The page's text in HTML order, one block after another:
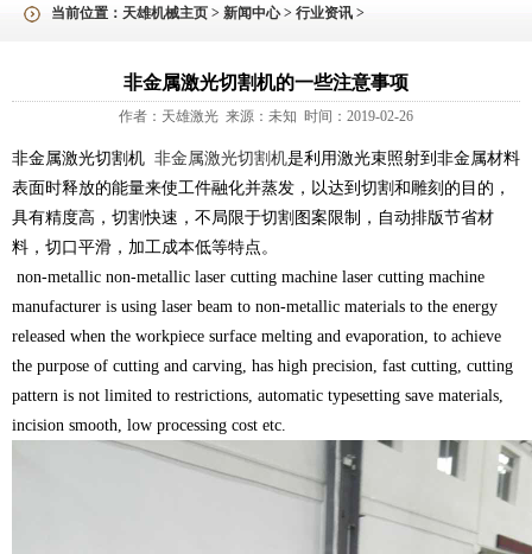
当前位置： 天雄机械主页 > 新闻中心> 行业资讯 >
非金属激光切割机的一些注意事项
作者：天雄激光 来源：未知 时间：2019-02-26
非金属激光切割机 非金属激光切割机是利用激光束照射到非金属材料
表面时释放的能量来使工件融化并蒸发，以达到切割和雕刻的目的，
具有精度高，切割快速，不局限于切割图案限制，自动排版节省材
料，切口平滑，加工成本低等特点。
non-metallic non-metallic laser cutting machine laser cutting machine
manufacturer is using laser beam to non-metallic materials to the energy
released when the workpiece surface melting and evaporation, to achieve
the purpose of cutting and carving, has high precision, fast cutting, cutting
pattern is not limited to restrictions, automatic typesetting save materials,
incision smooth, low processing cost etc.